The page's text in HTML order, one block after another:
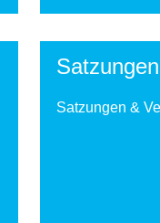
Satzungen &